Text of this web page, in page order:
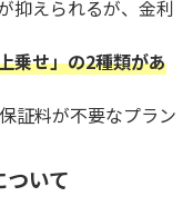
抑えられるが、金利
乗せ」の2種類があ
証料が不要なプラン
いて